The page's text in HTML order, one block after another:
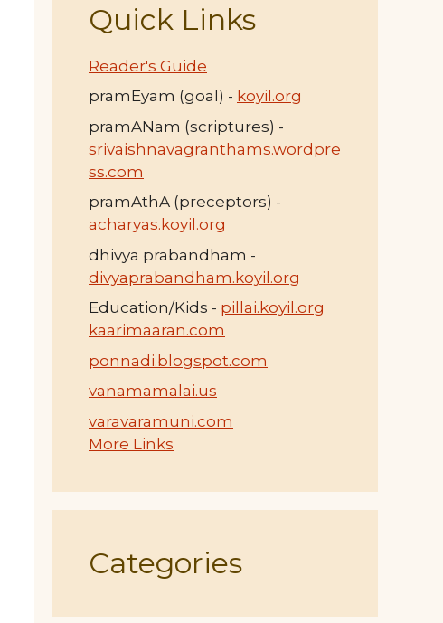
Quick Links
Reader's Guide
pramEyam (goal) - koyil.org
pramANam (scriptures) -
srivaishnavagranthams.wordpre
ss.com
pramAthA (preceptors) -
acharyas.koyil.org
dhivya prabandham -
divyaprabandham.koyil.org
Education/Kids - pillai.koyil.org
kaarimaaran.com
ponnadi.blogspot.com
vanamamalai.us
varavaramuni.com
More Links
Categories